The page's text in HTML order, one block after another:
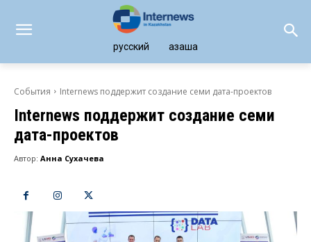
русский қазақша
События Internews поддержит создание семи дата-проектов
Internews поддержит создание семи
дата-проектов
Автор: Анна Сухачева